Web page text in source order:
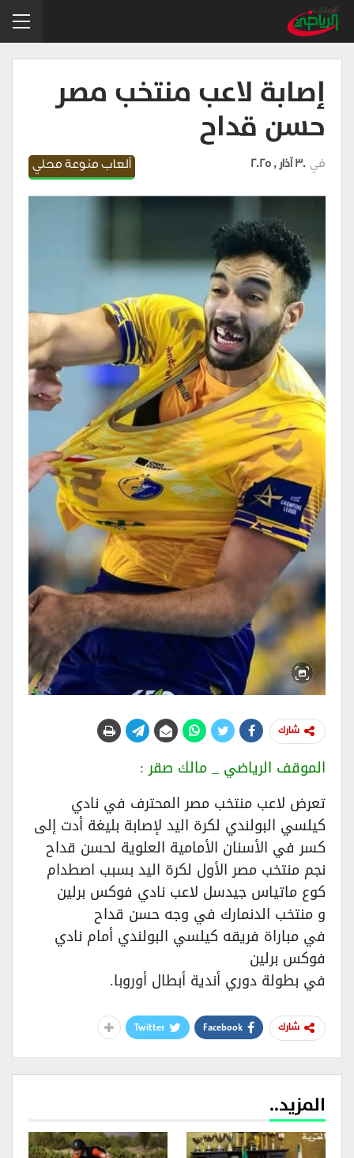
إصابة لاعب منتخب مصر
حسن قداح
ألعاب منوعة محلي في 30 آذار , 2025
شارك
الموقف الرياضي _ مالك صقر :
تعرض لاعب منتخب مصر المحترف في نادي
كيلسي البولندي لكرة اليد لإصابة بليغة أدت إلى
كسر في الأسنان الأمامية العلوية لحسن قداح
نجم منتخب مصر الأول لكرة اليد بسبب اصطدام
كوع ماتياس جيدسل لاعب نادي فوكس برلين
و منتخب الدنمارك في وجه حسن قداح
في مباراة فريقه كيلسي البولندي أمام نادي
فوكس برلين
في بطولة دوري أندية أبطال أوروبا.
شارك Facebook
Twitter
المزيد..